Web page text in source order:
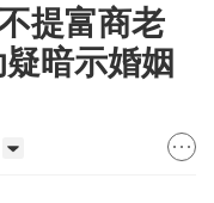
提富商老
暗示婚姻